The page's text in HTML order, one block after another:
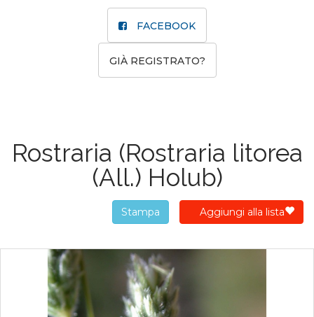
FACEBOOK
GIÀ REGISTRATO?
Rostraria (Rostraria litorea
(All.) Holub)
Aggiungi alla lista
Stampa